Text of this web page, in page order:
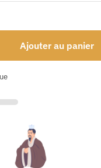
Ajouter au panier